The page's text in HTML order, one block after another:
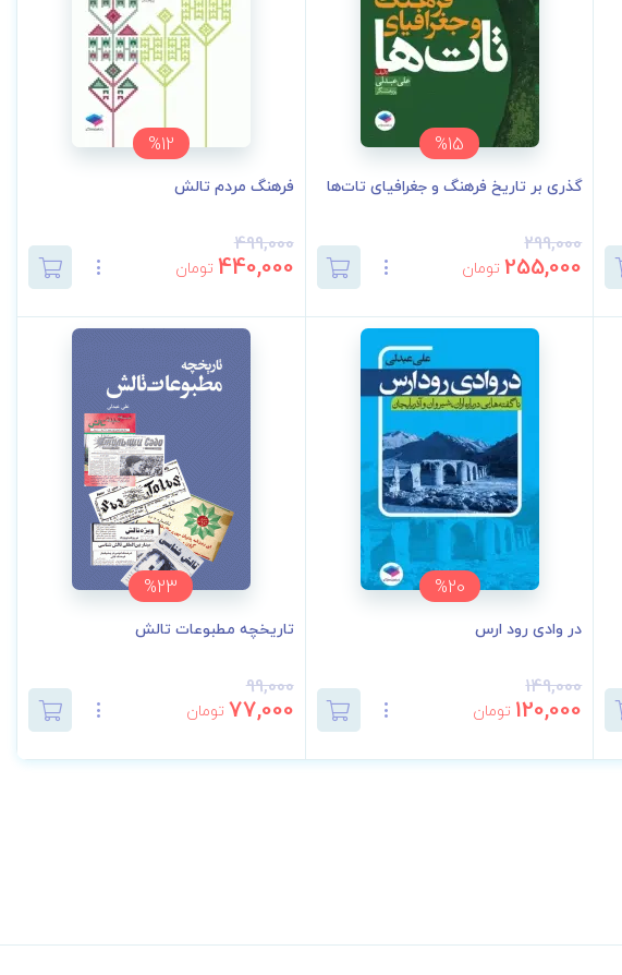
%15
گذری بر تاریخ فرهنگ و جغرافیای تات‌ها
299,000
255,000 تومان
%12
فرهنگ مردم تالش
499,000
440,000 تومان
%20
در وادی رود ارس
149,000
120,000 تومان
%23
تاریخچه مطبوعات تالش
99,000
77,000 تومان